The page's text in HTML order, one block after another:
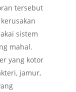
tersebut
sistem
mahal.
yang kotor
jamur,